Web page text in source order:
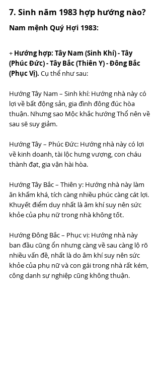
7. Sinh năm 1983 hợp hướng nào?
Nam mệnh Quý Hợi 1983:
+ Hướng hợp: Tây Nam (Sinh Khí) - Tây
(Phúc Đức) - Tây Bắc (Thiên Y) - Đông Bắc
(Phục Vị). Cụ thể như sau:
Hướng Tây Nam – Sinh khí: Hướng nhà này có
lợi về bất động sản, gia đình đông đúc hòa
thuận. Nhưng sao Mộc khắc hướng Thổ nên về
sau sẽ suy giảm.
Hướng Tây – Phúc Đức: Hướng nhà này có lợi
về kinh doanh, tài lộc hưng vượng, con cháu
thành đạt, gia vận hài hòa.
Hướng Tây Bắc – Thiên y: Hướng nhà này làm
ăn khấm khá, tích càng nhiều phúc càng cát lợi.
Khuyết điểm duy nhất là âm khí suy nên sức
khỏe của phụ nữ trong nhà không tốt.
Hướng Đông Bắc – Phục vị: Hướng nhà này
ban đầu cũng ổn nhưng càng về sau càng lộ rõ
nhiều vấn đề, nhất là do âm khí suy nên sức
khỏe của phụ nữ và con gái trong nhà rất kém,
công danh sự nghiệp cũng không thuận.